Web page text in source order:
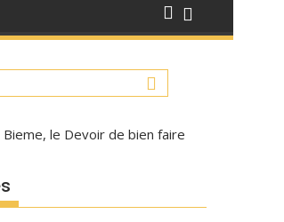
Bieme, le Devoir de bien faire